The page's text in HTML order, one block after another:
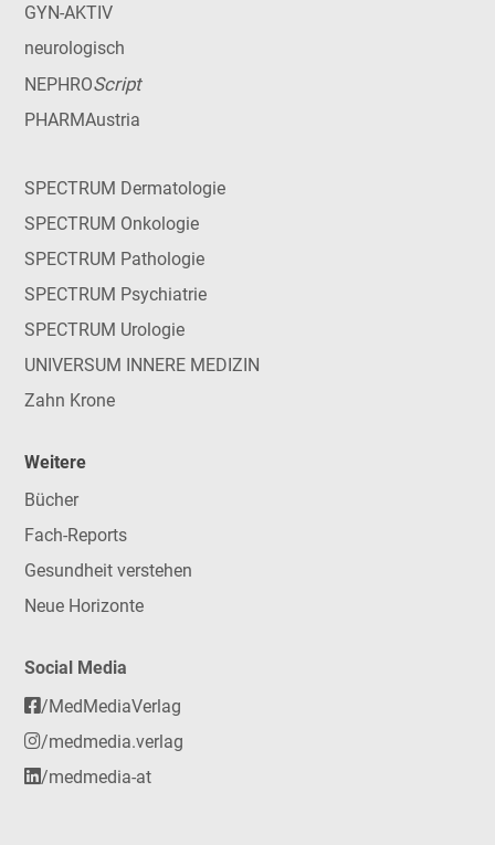
GYN-AKTIV
neurologisch
NEPHROScript
PHARMAustria
SPECTRUM Dermatologie
SPECTRUM Onkologie
SPECTRUM Pathologie
SPECTRUM Psychiatrie
SPECTRUM Urologie
UNIVERSUM INNERE MEDIZIN
Zahn Krone
Weitere
Bücher
Fach-Reports
Gesundheit verstehen
Neue Horizonte
Social Media
/MedMediaVerlag
/medmedia.verlag
/medmedia-at